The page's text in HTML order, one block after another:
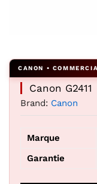
Canon G2411
Brand: Canon
Marque
Garantie